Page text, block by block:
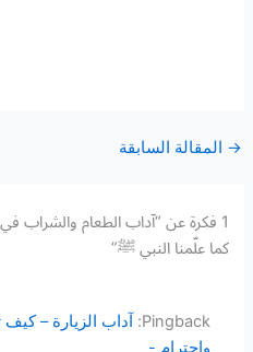
→ المقالة السابقة
1 فكرة عن “آداب الطعام والشراب
كما علّمنا النبي ﷺ”
Pingback:
آداب الزيارة –